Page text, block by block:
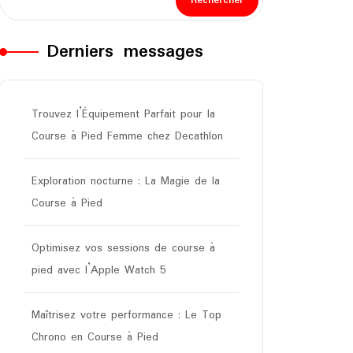
Derniers messages
Trouvez l’Équipement Parfait pour la
Course à Pied Femme chez Decathlon
Exploration nocturne : La Magie de la
Course à Pied
Optimisez vos sessions de course à
pied avec l’Apple Watch 5
Maîtrisez votre performance : Le Top
Chrono en Course à Pied